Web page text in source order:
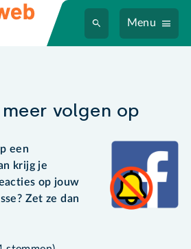
Menu
volgen op
een
krijg je
op jouw
Zet ze dan